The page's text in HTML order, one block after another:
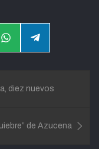
CompartirCompartir
diez nuevos
de Azucena